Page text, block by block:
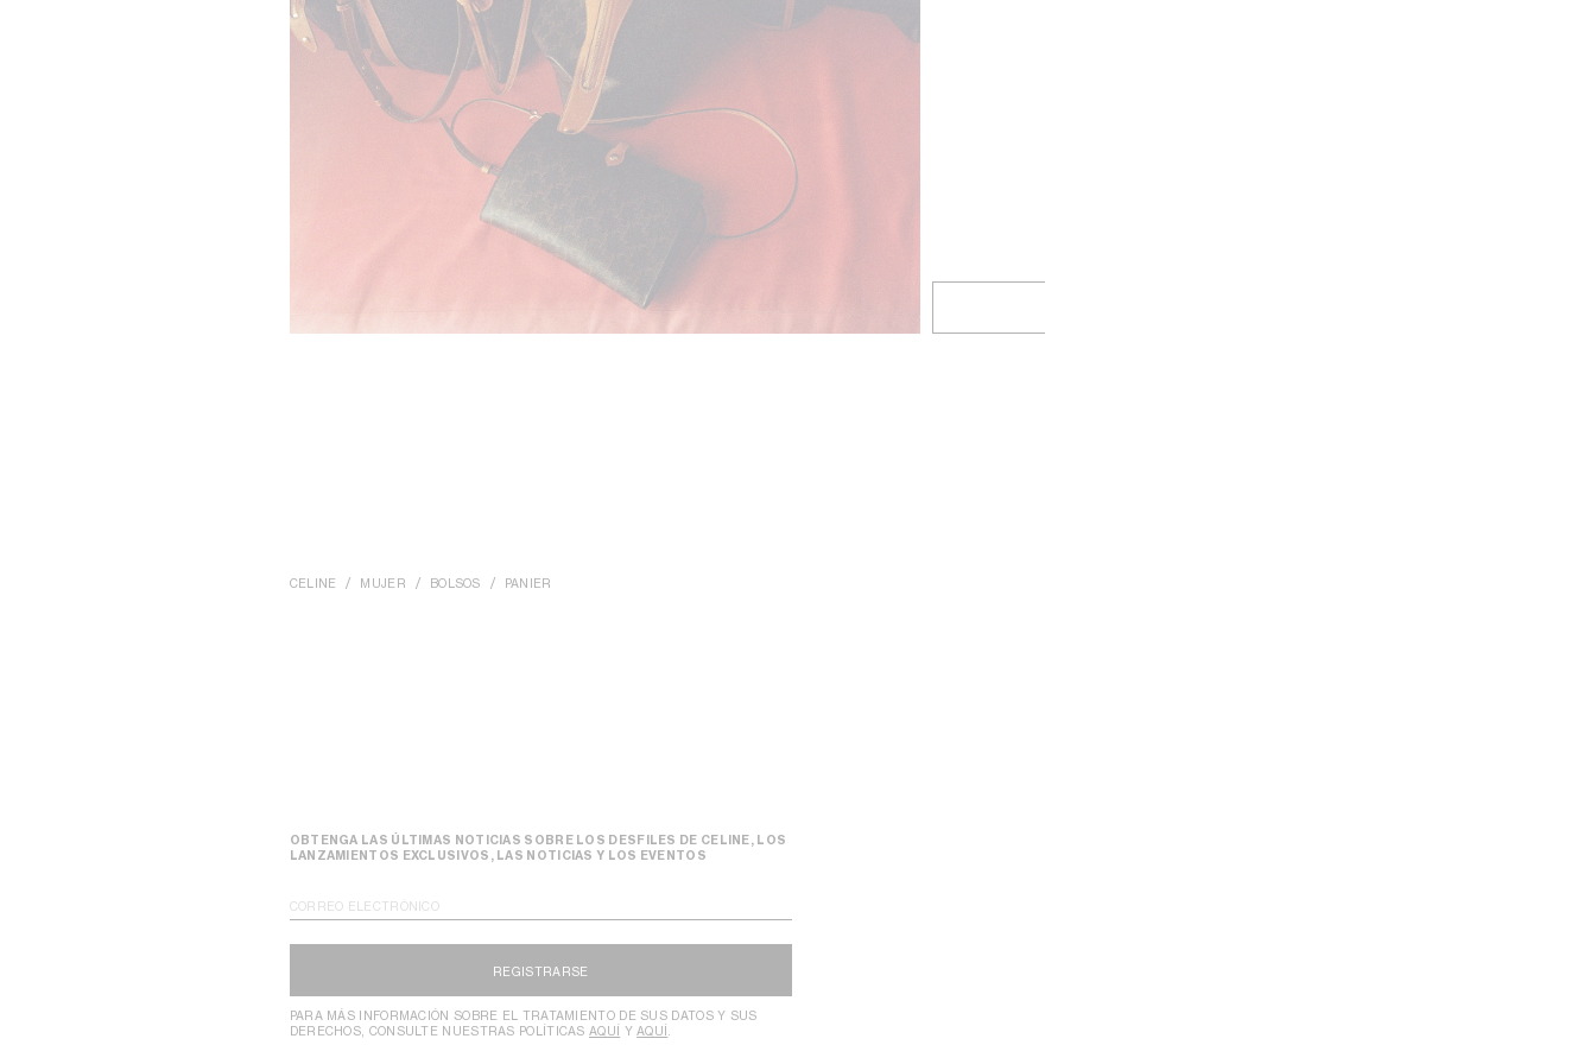
CELINE MUJER BOLSOS PANIER
OBTENGA LAS ÚLTIMAS NOTICIAS SOBRE LOS DESFILES DE CELINE, LOS
LANZAMIENTOS EXCLUSIVOS, LAS NOTICIAS Y LOS EVENTOS
CORREO ELECTRÓNICO
REGISTRARSE
PARA MÁS INFORMACIÓN SOBRE EL TRATAMIENTO DE SUS DATOS Y SUS
DERECHOS, CONSULTE NUESTRAS POLÍTICASAQUÍ YAQUÍ